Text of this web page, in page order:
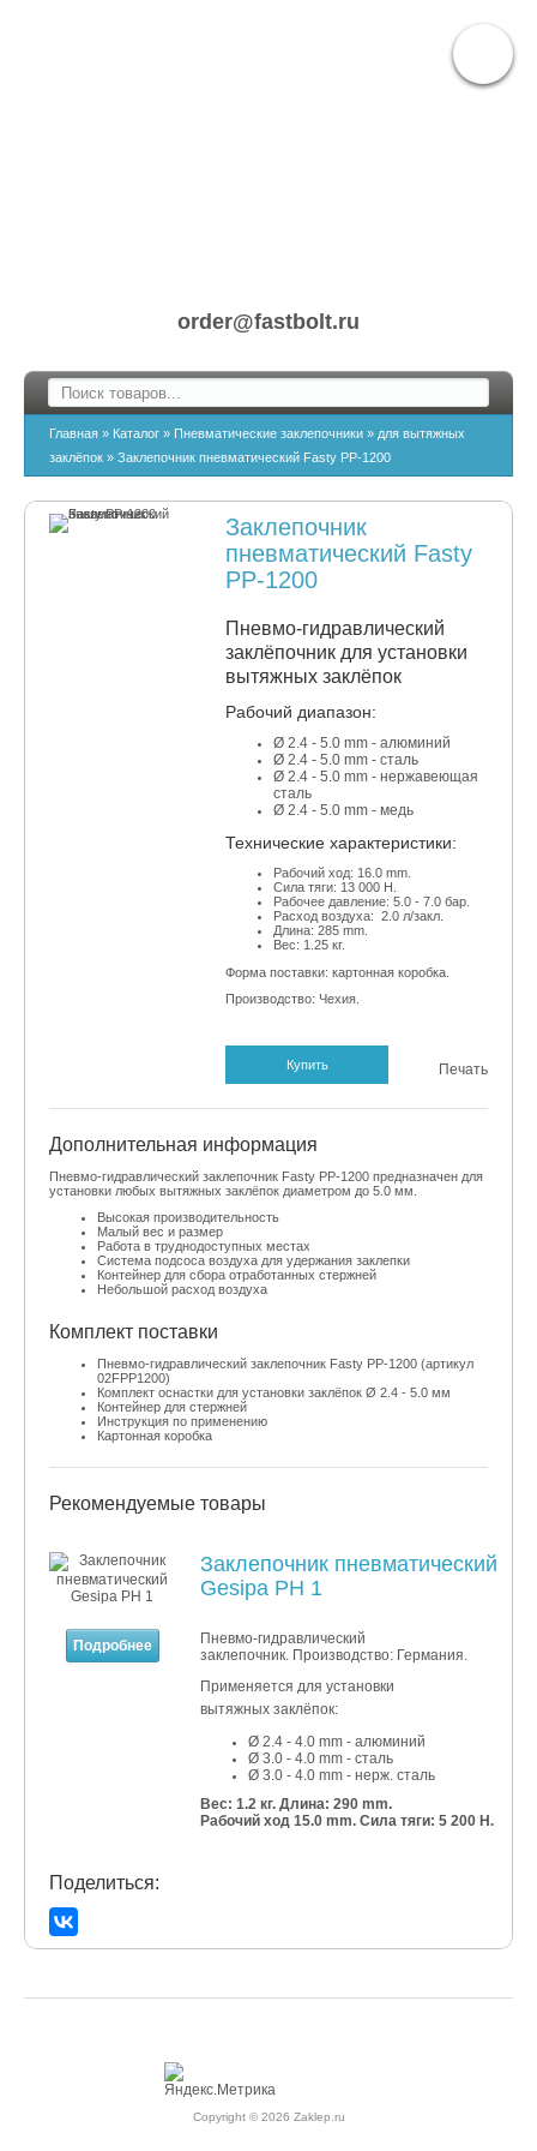
order@fastbolt.ru
Главная » Каталог » Пневматические заклепочники » для вытяжных
заклёпок » Заклепочник пневматический Fasty PP-1200
Заклепочник
пневматический Fasty
PP-1200
Пневмо-гидравлический
заклёпочник для установки
вытяжных заклёпок
Рабочий диапазон:
Ø 2.4 - 5.0 mm - алюминий
Ø 2.4 - 5.0 mm - сталь
Ø 2.4 - 5.0 mm - нержавеющая
сталь
Ø 2.4 - 5.0 mm - медь
​Технические характеристики:
Рабочий ход: 16.0 mm.
Сила тяги: 13 000 Н.
Рабочее давление: 5.0 - 7.0 бар.
Расход воздуха: 2.0 л/закл.
Длина: 285 mm.
Вес: 1.25 кг.
Форма поставки: картонная коробка.
Производство: Чехия.
Купить Печать
Дополнительная информация
Пневмо-гидравлический заклепочник Fasty PP-1200 предназначен для
установки любых вытяжных заклёпок диаметром до 5.0 мм.
Высокая производительность
Малый вес и размер
Работа в труднодоступных местах
Система подсоса воздуха для удержания заклепки
Контейнер для сбора отработанных стержней
Небольшой расход воздуха
Комплект поставки
Пневмо-гидравлический заклепочник Fasty PP-1200 (артикул
02FPP1200)
​Комплект оснастки для установки заклёпок Ø 2.4 - 5.0 мм
Контейнер для стержней
Инструкция по применению
Картонная коробка
Рекомендуемые товары
Подробнее
Заклепочник пневматический
Gesipa PH 1
Пневмо-гидравлический
заклепочник. Производство: Германия.
Применяется для установки
вытяжных заклёпок:
Ø 2.4 - 4.0 mm - алюминий
Ø 3.0 - 4.0 mm - сталь
Ø 3.0 - 4.0 mm - нерж. сталь
Вес: 1.2 кг. Длина: 290 mm.
Рабочий ход 15.0 mm. Сила тяги: 5 200 Н.
Поделиться:
Copyright © 2026 Zaklep.ru